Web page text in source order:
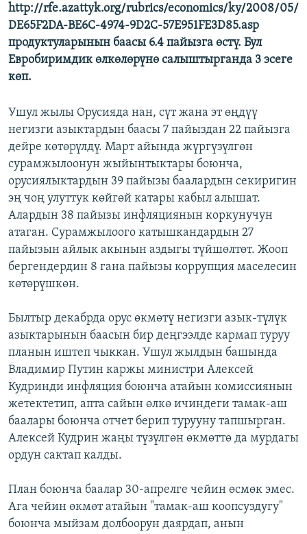
http://rfe.azattyk.org/rubrics/economics/ky/2008/05/
DE65F2DA-BE6C-4974-9D2C-57E951FE3D85.asp
продуктуларынын баасы 6.4 пайызга өстү. Бул
Евробиримдик өлкөлөрүнө салыштырганда 3 эсеге
көп.
Ушул жылы Орусияда нан, сүт жана эт өңдүү
негизги азыктардын баасы 7 пайыздан 22 пайызга
дейре көтөрүлдү. Март айында жүргүзүлгөн
сурамжылоонун жыйынтыктары боюнча,
орусиялыктардын 39 пайызы баалардын секиригин
эң чоң улуттук көйгөй катары кабыл алышат.
Алардын 38 пайызы инфляциянын коркунучун
атаган. Сурамжылоого катышкандардын 27
пайызын айлык акынын аздыгы түйшөлтөт. Жооп
бергендердин 8 гана пайызы коррупция маселесин
көтөрүшкөн.
Былтыр декабрда орус өкмөтү негизги азык-түлүк
азыктарынын баасын бир деңгээлде кармап туруу
планын иштеп чыккан. Ушул жылдын башында
Владимир Путин каржы министри Алексей
Кудринди инфляция боюнча атайын комиссиянын
жетектетип, апта сайын өлкө ичиндеги тамак-аш
баалары боюнча отчет берип турууну тапшырган.
Алексей Кудрин жаңы түзүлгөн өкмөттө да мурдагы
ордун сактап калды.
План боюнча баалар 30-апрелге чейин өсмөк эмес.
Ага чейин өкмөт атайын "тамак-аш коопсуздугу"
боюнча мыйзам долбоорун даярдап, анын